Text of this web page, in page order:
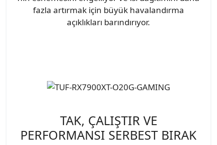
fazla artırmak için büyük havalandırma
açıklıkları barındırıyor.
TAK, ÇALIŞTIR VE
PERFORMANSI SERBEST BIRAK